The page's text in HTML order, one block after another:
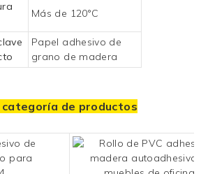
Más de 120°C
Papel adhesivo de
grano de madera
de productos